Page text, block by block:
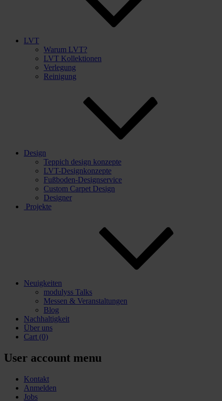
LVT
Warum LVT?
LVT Kollektionen
Verlegung
Reinigung
Design
Teppich design konzepte
LVT-Designkonzepte
Fußboden-Designservice
Custom Carpet Design
Designer
Projekte
Neuigkeiten
modulyss Talks
Messen & Veranstaltungen
Blog
Nachhaltigkeit
Über uns
Cart (0)
User account menu
Kontakt
Anmelden
Jobs